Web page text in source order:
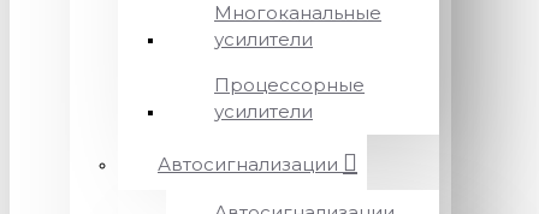
Многоканальные
усилители
Процессорные
усилители
Автосигнализации